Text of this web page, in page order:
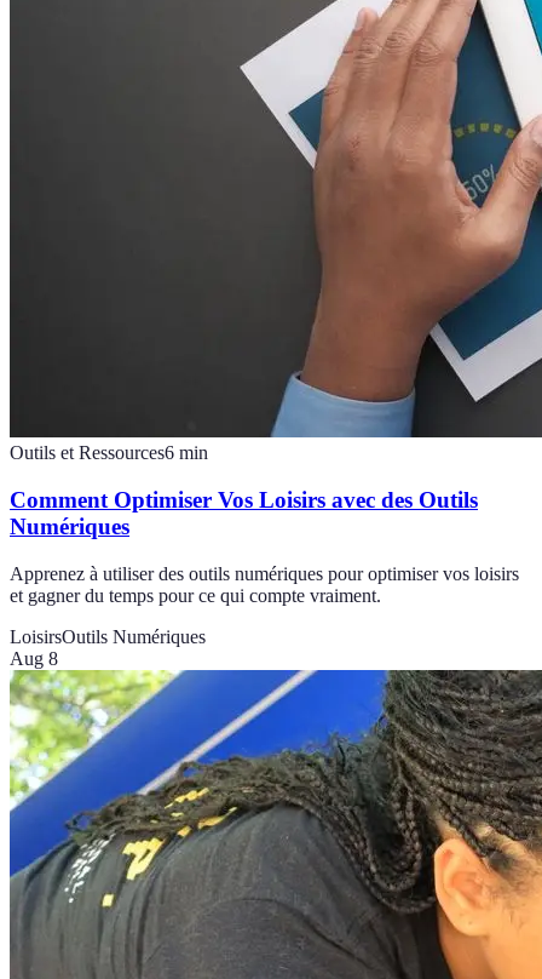
Outils et Ressources6 min
Comment Optimiser Vos Loisirs avec des Outils
Numériques
Apprenez à utiliser des outils numériques pour optimiser vos loisirs
et gagner du temps pour ce qui compte vraiment.
LoisirsOutils Numériques
Aug 8